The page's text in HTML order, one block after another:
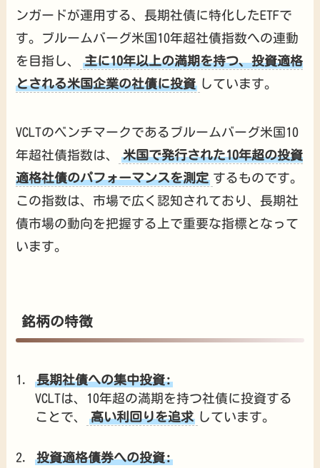
ンガードが運用する、長期社債に特化したETFで
す。ブルームバーグ米国10年超社債指数への連動
を目指し、
主に10年以上の満期を持つ、投資適格
とされる米国企業の社債に投資 しています。
VCLTのベンチマークであるブルームバーグ米国10
年超社債指数は、
米国で発行された10年超の投資
適格社債のパフォーマンスを測定 するものです。
この指数は、市場で広く認知されており、長期社
債市場の動向を把握する上で重要な指標となって
います。
銘柄の特徴
長期社債への集中投資:
VCLTは、10年超の満期を持つ社債に投資する
ことで、
高い利回りを追求 しています。
投資適格債券への投資: